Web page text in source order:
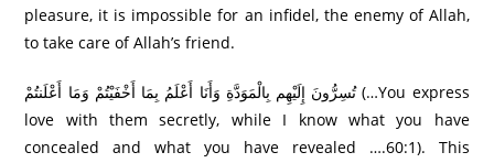
pleasure, it is impossible for an infidel, the enemy of Allah,
to take care of Allah’s friend.
تُسِرُّ‌ونَ إِلَيْهِم بِالْمَوَدَّةِ وَأَنَا أَعْلَمُ بِمَا أَخْفَيْتُمْ وَمَا أَعْلَنتُمْ (…You express
love with them secretly, while I know what you have
concealed and what you have revealed ….60:1). This